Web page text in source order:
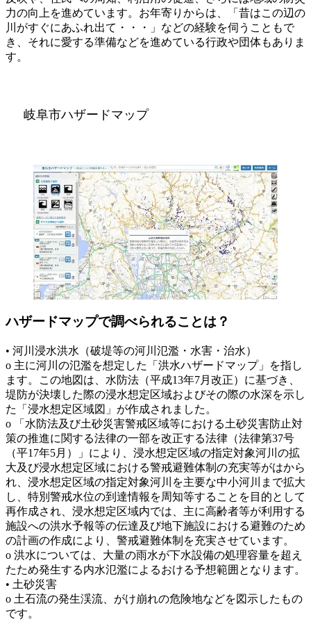
力の向上を進めています。お年寄りからは、「昔はこの辺の
川がすぐにあふれ出て・・・」などの経験を伺うこともで
き、それに愛する準備などを進めている行政や団体もありま
す。
岐阜市ハザードマップ
ハザードマップで調べられることは？
• 河川浸水洪水（破堤等の河川氾濫・水害・治水）
o 主に河川の氾濫を想定した「洪水ハザードマップ」を指し
ます。この地図は、水防法（平成13年7月改正）に基づき、
堤防が決壊した際の浸水想定区域およびその際の水深を示し
た「浸水想定区域図」が作成されました。
o 「水防法及び土砂災害警戒区域等における土砂災害防止対
策の推進に関する法律の一部を改正する法律（法律第37号
（平17年5月）」により、浸水想定区域の指定対象河川の拡
大及び浸水想定区域における警戒避難体制の充実等がはから
れ、浸水想定区域の指定対象河川を主要な中小河川まで拡大
し、特別警戒水位の到達情報を周知等することを目的として
再作成され、浸水想定区域内では、主に高齢者等が利用する
施設への洪水予報等の伝達及び地下施設における避難のため
の計画の作成により、警戒避難体制を充実させています。
o 洪水については、大量の雨水が下水設備の処理容量を超え
たため発生する内水氾濫によるおける予想範囲となります。
• 土砂災害
o 土石流の発生渓流、がけ崩れの危険地などを図示したもの
です。